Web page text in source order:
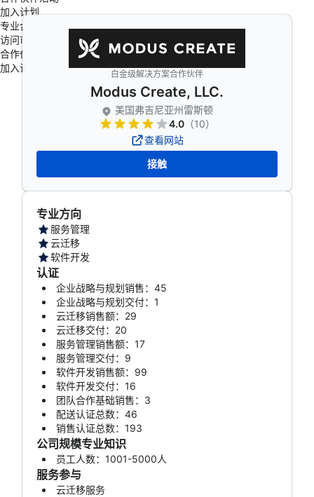
加入计划
专业合作伙伴
访问市场
合作伙伴活动
加入计划
白金级解决方案合作伙伴
Modus Create, LLC.
美国弗吉尼亚州雷斯顿
4.0 （10）
查看网站
接触
认证
企业战略与规划销售：45
企业战略与规划交付：1
云迁移销售额：29
云迁移交付：20
服务管理销售额：17
服务管理交付：9
软件开发销售额：99
软件开发交付：16
团队合作基础销售：3
配送认证总数：46
销售认证总数：193
公司规模专业知识
员工人数：1001-5000人
服务参与
云迁移服务
专业方向
服务管理
云迁移
软件开发